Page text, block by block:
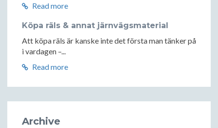
Read more
Köpa räls & annat järnvägsmaterial
Att köpa räls är kanske inte det första man tänker på
i vardagen –...
Read more
Archive